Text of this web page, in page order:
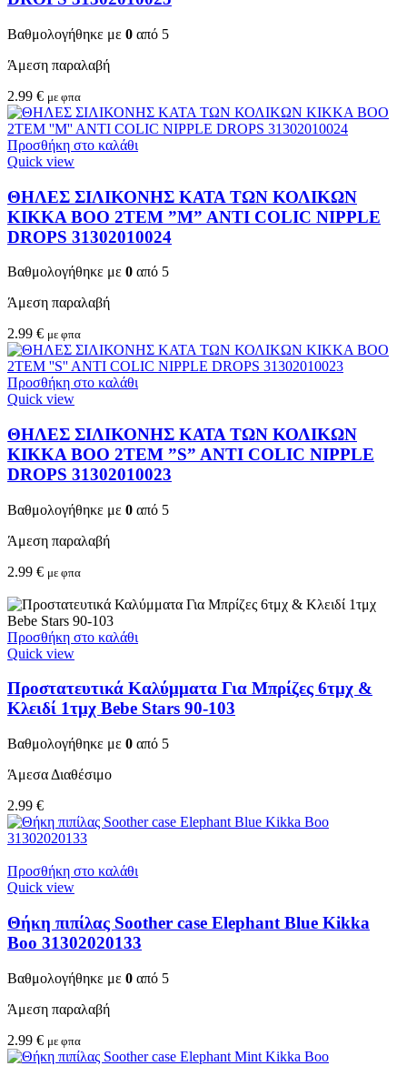
Βαθμολογήθηκε με 0 από 5
Άμεση παραλαβή
2.99 € με φπα
Προσθήκη στο καλάθι
Quick view
ΘΗΛΕΣ ΣΙΛΙΚΟΝΗΣ ΚΑΤΑ ΤΩΝ ΚΟΛΙΚΩΝ
KIKKA BOO 2TEM ”M” ANTI COLIC NIPPLE
DROPS 31302010024
Βαθμολογήθηκε με 0 από 5
Άμεση παραλαβή
2.99 € με φπα
Προσθήκη στο καλάθι
Quick view
ΘΗΛΕΣ ΣΙΛΙΚΟΝΗΣ ΚΑΤΑ ΤΩΝ ΚΟΛΙΚΩΝ
KIKKA BOO 2TEM ”S” ANTI COLIC NIPPLE
DROPS 31302010023
Βαθμολογήθηκε με 0 από 5
Άμεση παραλαβή
2.99 € με φπα
Προσθήκη στο καλάθι
Quick view
Προστατευτικά Καλύμματα Για Μπρίζες 6τμχ &
Κλειδί 1τμχ Bebe Stars 90-103
Βαθμολογήθηκε με 0 από 5
Άμεσα Διαθέσιμο
2.99 €
Προσθήκη στο καλάθι
Quick view
Θήκη πιπίλας Soother case Elephant Blue Kikka
Boo 31302020133
Βαθμολογήθηκε με 0 από 5
Άμεση παραλαβή
2.99 € με φπα